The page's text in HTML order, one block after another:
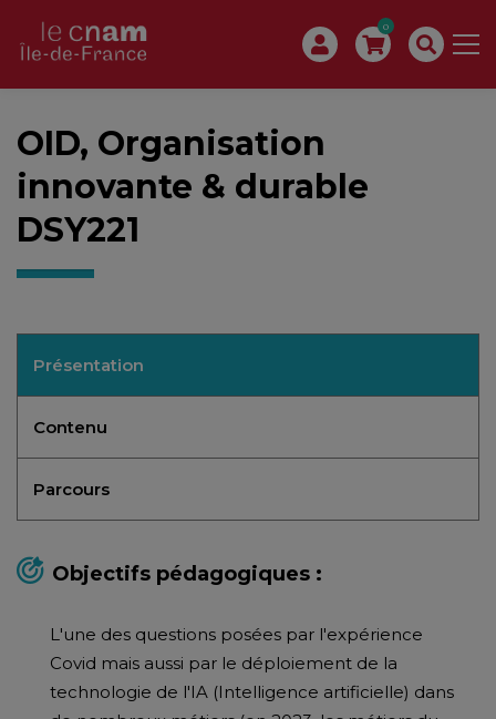
0
OID, Organisation
innovante & durable
DSY221
Présentation
Contenu
Parcours
Objectifs pédagogiques :
L'une des questions posées par l'expérience
Covid mais aussi par le déploiement de la
technologie de l'IA (Intelligence artificielle) dans